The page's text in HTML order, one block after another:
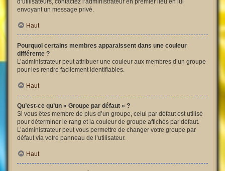
d’utilisateurs, contactez l’administrateur en premier lieu en lui
envoyant un message privé.
Haut
Pourquoi certains membres apparaissent dans une couleur
différente ?
L’administrateur peut attribuer une couleur aux membres d’un groupe
pour les rendre facilement identifiables.
Haut
Qu’est-ce qu’un « Groupe par défaut » ?
Si vous êtes membre de plus d’un groupe, celui par défaut est utilisé
pour déterminer le rang et la couleur de groupe affichés par défaut.
L’administrateur peut vous permettre de changer votre groupe par
défaut via votre panneau de l’utilisateur.
Haut